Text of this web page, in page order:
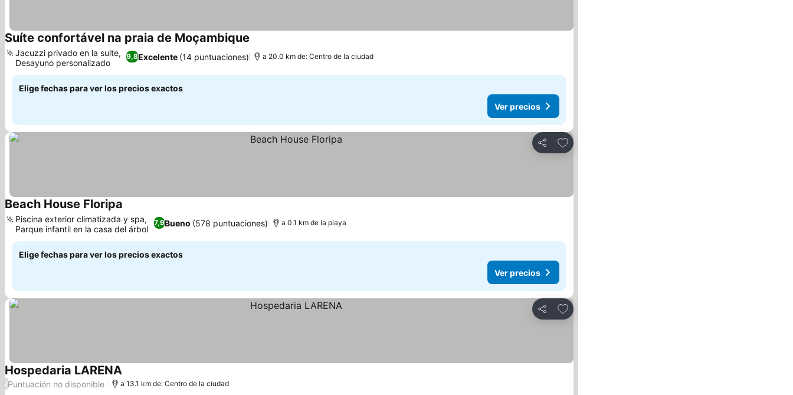
Suíte confortável na praia de Moçambique
9,8Excelente (14 puntuaciones)
Jacuzzi privado en la suite,
Desayuno personalizado
a 20.0 km de: Centro de la ciudad
Elige fechas para ver los precios exactos
Ver precios
Compartir
Agregar a favoritos
Beach House Floripa
7,9Bueno (578 puntuaciones)
Piscina exterior climatizada y spa,
Parque infantil en la casa del árbol
a 0.1 km de la playa
Elige fechas para ver los precios exactos
Ver precios
Compartir
Agregar a favoritos
Hospedaria LARENA
/Puntuación no disponible a 13.1 km de: Centro de la ciudad